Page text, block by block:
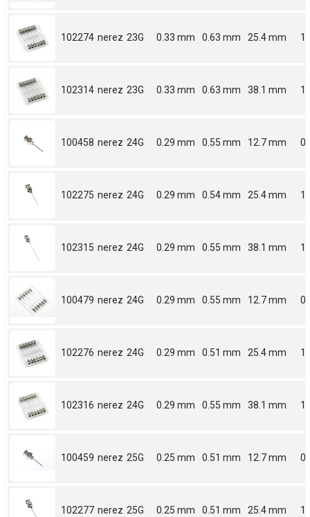
102274 nerez 23G 0.33 mm 0.63 mm 25.4 mm 1
102314 nerez 23G 0.33 mm 0.63 mm 38.1 mm
100458 nerez 24G 0.29 mm 0.55 mm 12.7 mm
102275 nerez 24G 0.29 mm 0.54 mm 25.4 mm 1
102315 nerez 24G 0.29 mm 0.55 mm 38.1 mm
100479 nerez 24G 0.29 mm 0.55 mm 12.7 mm
102276 nerez 24G 0.29 mm 0.51 mm 25.4 mm 1
102316 nerez 24G 0.29 mm 0.55 mm 38.1 mm
100459 nerez 25G 0.25 mm 0.51 mm 12.7 mm
102277 nerez 25G 0.25 mm 0.51 mm 25.4 mm 1